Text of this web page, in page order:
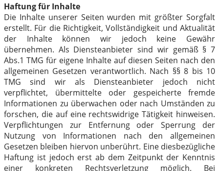
Haftung für Inhalte
Die Inhalte unserer Seiten wurden mit größter Sorgfalt
erstellt. Für die Richtigkeit, Vollständigkeit und Aktualität
der Inhalte können wir jedoch keine Gewähr
übernehmen. Als Diensteanbieter sind wir gemäß § 7
Abs.1 TMG für eigene Inhalte auf diesen Seiten nach den
allgemeinen Gesetzen verantwortlich. Nach §§ 8 bis 10
TMG sind wir als Diensteanbieter jedoch nicht
verpflichtet, übermittelte oder gespeicherte fremde
Informationen zu überwachen oder nach Umständen zu
forschen, die auf eine rechtswidrige Tätigkeit hinweisen.
Verpflichtungen zur Entfernung oder Sperrung der
Nutzung von Informationen nach den allgemeinen
Gesetzen bleiben hiervon unberührt. Eine diesbezügliche
Haftung ist jedoch erst ab dem Zeitpunkt der Kenntnis
einer konkreten Rechtsverletzung möglich. Bei